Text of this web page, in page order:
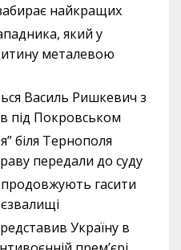
найкращих
який у
металевою
Василь Ришкевич з
під Покровськом
біля Тернополя
передали до суду
гасити
Україну в